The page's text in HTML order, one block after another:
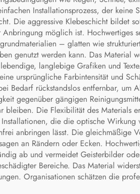
Installationsprozess, der keine
Die aggressive Klebeschicht bildet
möglich ist. Hochwertiges
– glatten wie
genutzt werden kann. Das Material
langlebige Grafiken und
ursprüngliche Farbintensität und
Bedarf rückstandslos entfernbar, um
gegenüber gängigen
Die Flexibilität des Materials
die die optische
anbringen lässt. Die gleichmäßige
an Rändern oder Ecken.
ab und vermeidet Geisterbilder
Bereiche. Das Material
Organisationen schätzen die